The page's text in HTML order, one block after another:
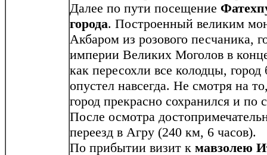
Далее по пути посещение
города. Построенный великим
Акбаром из розового песчаника,
империи Великих Моголов в
как пересохли все колодцы,
опустел навсегда. Не смотря на
город прекрасно сохранился и
После осмотра
переезд в Агру (240 км, 6 часов).
По прибытии визит к мавзолею